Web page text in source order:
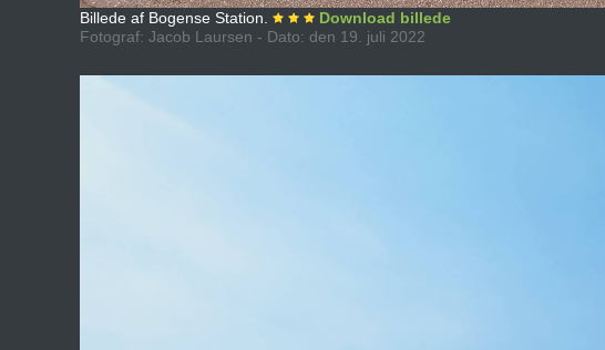
Billede af Bogense Station.
Download billede
Fotograf: Jacob Laursen - Dato: den 19. juli 2022